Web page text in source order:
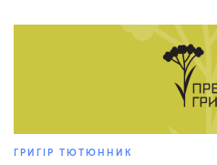
ГРИГІР ТЮТЮННИК